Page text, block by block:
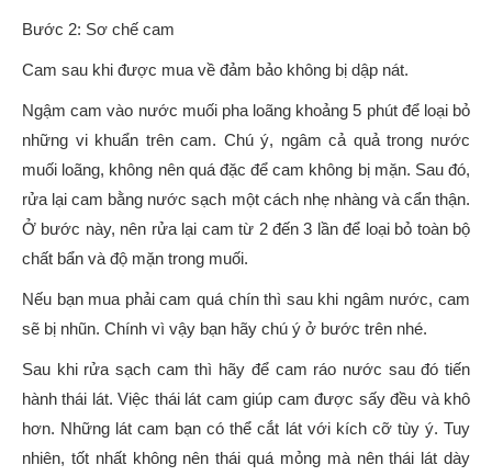
Bước 2: Sơ chế cam
Cam sau khi được mua về đảm bảo không bị dập nát.
Ngậm cam vào nước muối pha loãng khoảng 5 phút để loại bỏ
những vi khuẩn trên cam. Chú ý, ngâm cả quả trong nước
muối loãng, không nên quá đặc để cam không bị mặn. Sau đó,
rửa lại cam bằng nước sạch một cách nhẹ nhàng và cẩn thận.
Ở bước này, nên rửa lại cam từ 2 đến 3 lần để loại bỏ toàn bộ
chất bẩn và độ mặn trong muối.
Nếu bạn mua phải cam quá chín thì sau khi ngâm nước, cam
sẽ bị nhũn. Chính vì vậy bạn hãy chú ý ở bước trên nhé.
Sau khi rửa sạch cam thì hãy để cam ráo nước sau đó tiến
hành thái lát. Việc thái lát cam giúp cam được sấy đều và khô
hơn. Những lát cam bạn có thể cắt lát với kích cỡ tùy ý. Tuy
nhiên, tốt nhất không nên thái quá mỏng mà nên thái lát dày